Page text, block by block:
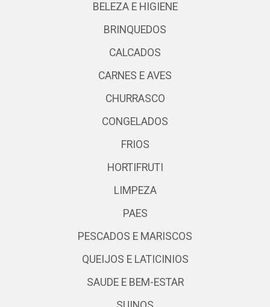
BELEZA E HIGIENE
BRINQUEDOS
CALCADOS
CARNES E AVES
CHURRASCO
CONGELADOS
FRIOS
HORTIFRUTI
LIMPEZA
PAES
PESCADOS E MARISCOS
QUEIJOS E LATICINIOS
SAUDE E BEM-ESTAR